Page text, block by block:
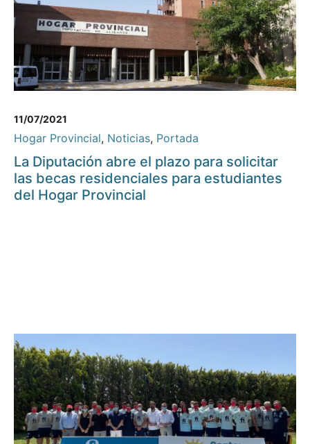
11/07/2021
Hogar Provincial, Noticias, Portada
La Diputación abre el plazo para solicitar
las becas residenciales para estudiantes
del Hogar Provincial